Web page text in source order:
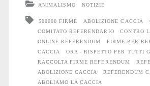
la
caccia:
ultimi
ANIMALISMO NOTIZIE
500000 FIRME ABOLIZIONE CACCIA
COMITATO REFERENDARIO
CONTRO
ONLINE REFERENDUM
FIRME PER
CACCIA
ORA - RISPETTO PER TUTTI
RACCOLTA FIRME REFERENDUM
ABOLIZIONE CACCIA
REFERENDUM
ABOLIAMO LA CACCIA